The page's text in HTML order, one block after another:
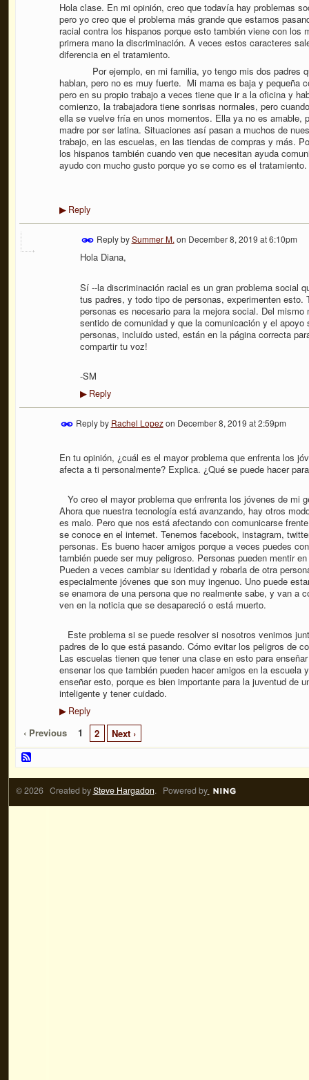
Hola clase. En mi opinión, creo que todavía hay problemas
pero yo creo que el problema más grande que estamos
racial contra los hispanos porque esto también viene con los
primera mano la discriminación. A veces estos caracteres
diferencia en el tratamiento.
Por ejemplo, en mi familia, yo tengo mis dos padres
hablan, pero no es muy fuerte. Mi mama es baja y pequeña
pero en su propio trabajo a veces tiene que ir a la oficina y
comienzo, la trabajadora tiene sonrisas normales, pero
ella se vuelve fría en unos momentos. Ella ya no es amable,
madre por ser latina. Situaciones así pasan a muchos de
trabajo, en las escuelas, en las tiendas de compras y más.
los hispanos también cuando ven que necesitan ayuda
ayudo con mucho gusto porque yo se como es el tratamiento.
▶Reply
Reply bySummer M. on December 8, 2019 at 6:10pm
Hola Diana,
Sí --la discriminación racial es un gran problema social
tus padres, y todo tipo de personas, experimenten
personas es necesario para la mejora social. Del
sentido de comunidad y que la comunicación y el
personas, incluido usted, están en la página correcta
compartir tu voz!
-SM
▶Reply
Reply by Rachel Lopezon December 8, 2019 at 2:59pm
En tu opinión, ¿cuál es el mayor problema que enfrenta los
afecta a ti personalmente? Explica. ¿Qué se puede hacer
Yo creo el mayor problema que enfrenta los jóvenes de mi
Ahora que nuestra tecnología está avanzando, hay otros
es malo. Pero que nos está afectando con comunicarse
se conoce en el internet. Tenemos facebook, instagram,
personas. Es bueno hacer amigos porque a veces puedes
también puede ser muy peligroso. Personas pueden mentir
Pueden a veces cambiar su identidad y robarla de otra
especialmente jóvenes que son muy ingenuo. Uno puede
se enamora de una persona que no realmente sabe, y van a
ven en la noticia que se desapareció o está muerto.
Este problema si se puede resolver si nosotros venimos
padres de lo que está pasando. Cómo evitar los peligros de
Las escuelas tienen que tener una clase en esto para
ensenar los que también pueden hacer amigos en la
enseñar esto, porque es bien importante para la juventud de
inteligente y tener cuidado.
▶Reply
‹ Previous 1 2 Next ›
© 2026 Created bySteve Hargadon. Powered by